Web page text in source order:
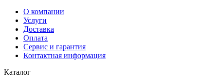
О компании
Услуги
Доставка
Оплата
Сервис и гарантия
Контактная информация
Каталог